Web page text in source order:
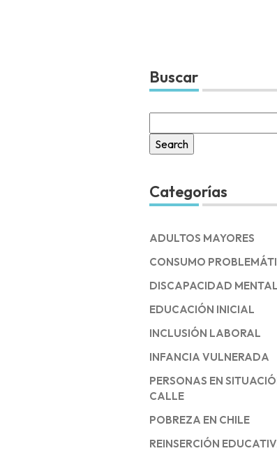
Buscar
for:
Categorías
ADULTOS MAYORES
CONSUMO
DISCAPACIDAD MENTAL
EDUCACIÓN INICIAL
INCLUSIÓN LABORAL
INFANCIA VULNERADA
PERSONAS EN
CALLE
POBREZA EN CHILE
REINSERCIÓN